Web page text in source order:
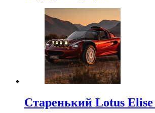
Старенький Lotus